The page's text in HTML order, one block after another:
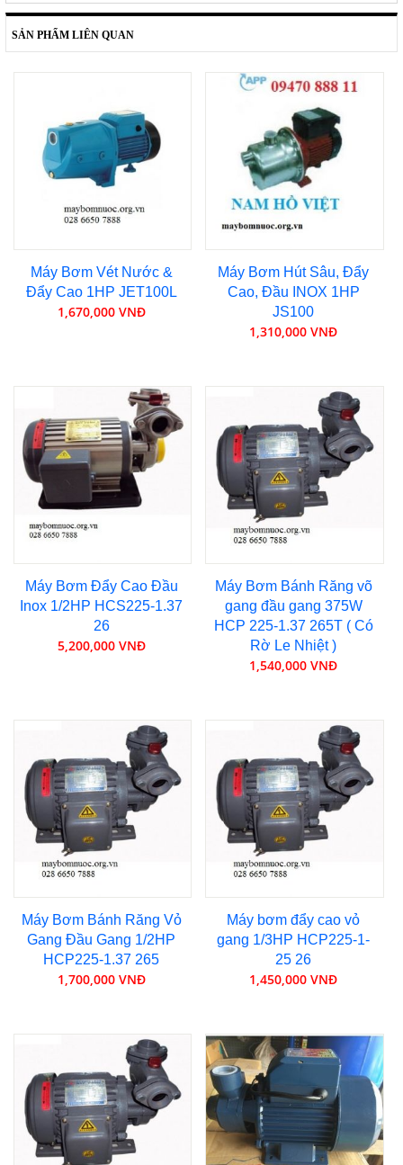
SẢN PHẨM LIÊN QUAN
Máy Bơm Vét Nước &
Đẩy Cao 1HP JET100L
1,670,000 VNĐ
Máy Bơm Hút Sâu, Đẩy
Cao, Đầu INOX 1HP
JS100
1,310,000 VNĐ
Máy Bơm Đẩy Cao Đầu
Inox 1/2HP HCS225-1.37
26
5,200,000 VNĐ
Máy Bơm Bánh Răng võ
gang đầu gang 375W
HCP 225-1.37 265T ( Có
Rờ Le Nhiệt )
1,540,000 VNĐ
Máy Bơm Bánh Răng Vỏ
Gang Đầu Gang 1/2HP
HCP225-1.37 265
1,700,000 VNĐ
Máy bơm đẩy cao vỏ
gang 1/3HP HCP225-1-
25 26
1,450,000 VNĐ